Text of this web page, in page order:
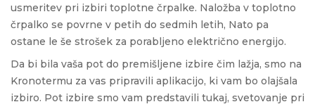
usmeritev pri izbiri toplotne črpalke. Naložba v toplotno
črpalko se povrne v petih do sedmih letih, Nato pa
ostane le še strošek za porabljeno električno energijo.
Da bi bila vaša pot do premišljene izbire čim lažja, smo na
Kronotermu za vas pripravili aplikacijo, ki vam bo olajšala
izbiro. Pot izbire smo vam predstavili tukaj, svetovanje pri